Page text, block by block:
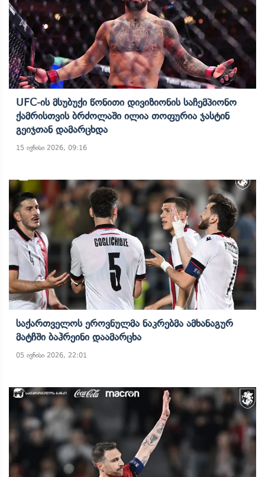
UFC-Ის Მსუბუქი Წონითი Დივიზიონის Საჩემპიონო
Ქამრისთვის Ბრძოლაში Ილია Თოფურია Ჯასტინ
Გეიჯთან Დამარცხდა
15 ივნისი 2026, 09:16
Საქართველოს Ეროვნულმა Ნაკრებმა Ამხანაგურ
Მატჩში Ბაჰრეინი Დაამარცხა
05 ივნისი 2026, 22:01